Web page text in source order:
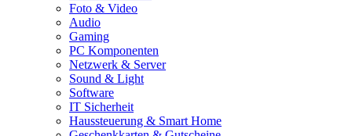
Foto & Video
Audio
Gaming
PC Komponenten
Netzwerk & Server
Sound & Light
Software
IT Sicherheit
Haussteuerung & Smart Home